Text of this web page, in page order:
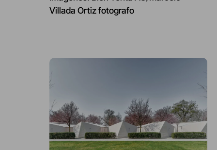
Villada Ortiz fotografo